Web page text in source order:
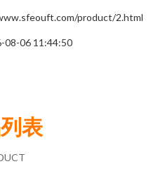
product/2.html
08-06 11:44:50
表